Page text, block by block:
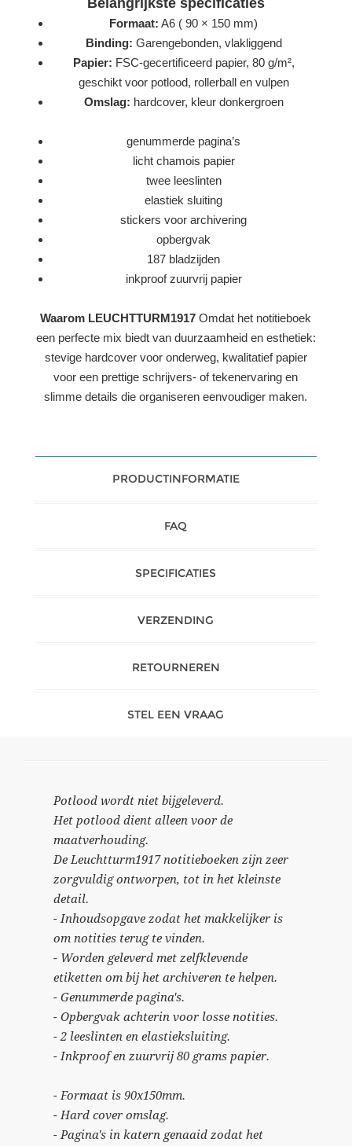
Formaat: A6 ( 90 × 150 mm)
Binding: Garengebonden, vlakliggend
Papier: FSC-gecertificeerd papier, 80 g/m²,
geschikt voor potlood, rollerball en vulpen
Omslag: hardcover, kleur donkergroen
genummerde pagina’s
licht chamois papier
twee leeslinten
elastiek sluiting
stickers voor archivering
opbergvak
187 bladzijden
inkproof zuurvrij papier
Waarom LEUCHTTURM1917 Omdat het notitieboek
een perfecte mix biedt van duurzaamheid en esthetiek:
stevige hardcover voor onderweg, kwalitatief papier
voor een prettige schrijvers- of tekenervaring en
slimme details die organiseren eenvoudiger maken.
PRODUCTINFORMATIE
FAQ
SPECIFICATIES
VERZENDING
RETOURNEREN
STEL EEN VRAAG
Potlood wordt niet bijgeleverd.
Het potlood dient alleen voor de
maatverhouding.
De Leuchtturm1917 notitieboeken zijn zeer
zorgvuldig ontworpen, tot in het kleinste
detail.
- Inhoudsopgave zodat het makkelijker is
om notities terug te vinden.
- Worden geleverd met zelfklevende
etiketten om bij het archiveren te helpen.
- Genummerde pagina's.
- Opbergvak achterin voor losse notities.
- 2 leeslinten en elastieksluiting.
- Inkproof en zuurvrij 80 grams papier.
- Formaat is 90x150mm.
- Hard cover omslag.
- Pagina's in katern genaaid zodat het